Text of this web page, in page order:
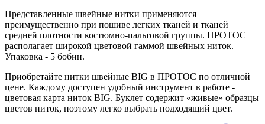
Представленные швейные нитки применяются
преимущественно при пошиве легких тканей и тканей
средней плотности костюмно-пальтовой группы. ПРОТОС
располагает широкой цветовой гаммой швейных ниток.
Упаковка - 5 бобин.
Приобретайте нитки швейные BIG в ПРОТОС по отличной
цене. Каждому доступен удобный инструмент в работе -
цветовая карта ниток BIG. Буклет содержит «живые» образцы
цветов ниток, поэтому легко выбрать подходящий цвет.